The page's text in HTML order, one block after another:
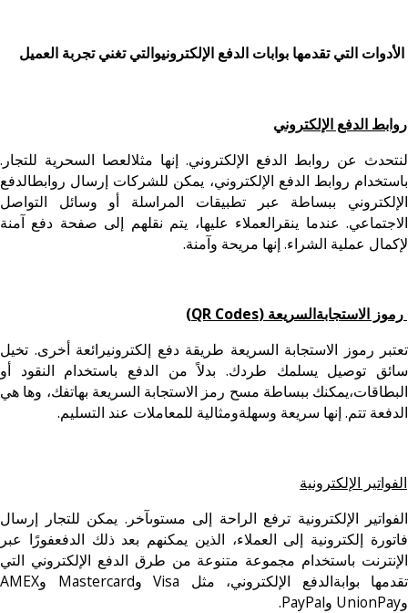
الأدوات التي تقدمها بوابات الدفع الإلكترونيوالتي تغني تجربة العميل
روابط الدفع الإلكتروني
لنتحدث عن روابط الدفع الإلكتروني. إنها مثلالعصا السحرية للتجار.
باستخدام روابط الدفع الإلكتروني، يمكن للشركات إرسال روابطالدفع
الإلكتروني ببساطة عبر تطبيقات المراسلة أو وسائل التواصل
الاجتماعي. عندما ينقرالعملاء عليها، يتم نقلهم إلى صفحة دفع آمنة
لإكمال عملية الشراء. إنها مريحة وآمنة.
رموز الاستجابةالسريعة (QR Codes)
تعتبر رموز الاستجابة السريعة طريقة دفع إلكترونيرائعة أخرى. تخيل
سائق توصيل يسلمك طردك. بدلاً من الدفع باستخدام النقود أو
البطاقات،يمكنك ببساطة مسح رمز الاستجابة السريعة بهاتفك، وها هي
الدفعة تتم. إنها سريعة وسهلةومثالية للمعاملات عند التسليم.
الفواتير الإلكترونية
الفواتير الإلكترونية ترفع الراحة إلى مستوىآخر. يمكن للتجار إرسال
فاتورة إلكترونية إلى العملاء، الذين يمكنهم بعد ذلك الدفعفورًا عبر
الإنترنت باستخدام مجموعة متنوعة من طرق الدفع الإلكتروني التي
تقدمها بوابةالدفع الإلكتروني، مثل Visa وMastercard وAMEX
وUnionPay وPayPal.